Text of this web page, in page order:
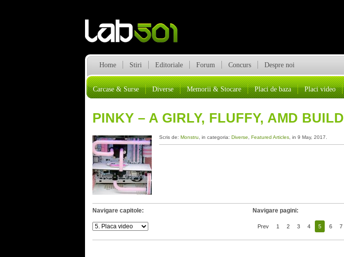
Home Stiri Editoriale Forum Concurs Despre noi
Carcase & Surse Diverse Memorii & Stocare Placi de baza Placi video
PINKY – A GIRLY, FLUFFY, AMD BUILD
Scris de: Monstru , in categoria: Diverse Featured Articles, in 9 May, 2017.
Navigare capitole: Navigare pagini:
Prev 1 2 3 4 5 6 7